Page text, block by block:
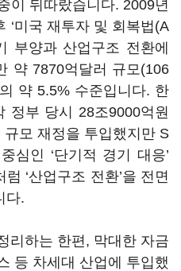
이 뒤따랐습니다. 2009년
‘미국 재투자 및 회복법(A
부양과 산업구조 전환에
약 7870억달러 규모(106
약 5.5% 수준입니다. 한
정부 당시 28조9000억원
모 재정을 투입했지만 S
심인 ‘단기적 경기 대응’
‘산업구조 전환’을 전면
다.
리하는 한편, 막대한 자금
등 차세대 산업에 투입했